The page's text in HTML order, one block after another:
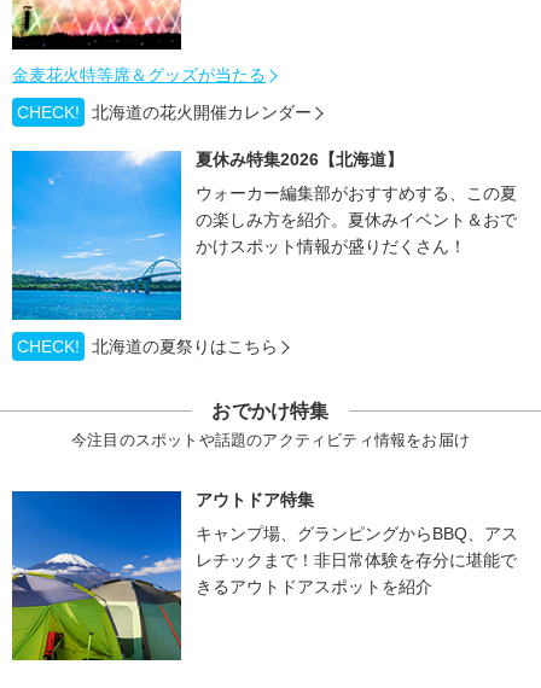
金麦花火特等席＆グッズが当たる
CHECK!
北海道の花火開催カレンダー
夏休み特集2026【北海道】
ウォーカー編集部がおすすめする、この夏
の楽しみ方を紹介。夏休みイベント＆おで
かけスポット情報が盛りだくさん！
CHECK! 北海道の夏祭りはこちら
おでかけ特集
今注目のスポットや話題のアクティビティ情報をお届け
アウトドア特集
キャンプ場、グランピングからBBQ、アス
レチックまで！非日常体験を存分に堪能で
きるアウトドアスポットを紹介